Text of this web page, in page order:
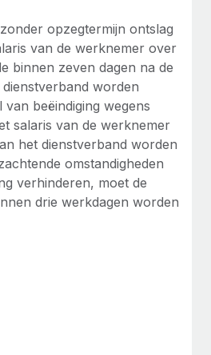
op
over
arbeidsvoorwaarden
samenwerking
management en
Reverse Tech, een start-
en welzijn,...
Remote: Gusto- en Xero-
Management Plus
om alle soorten bedrijven
opzegtermijn ontslag
van de werknemer over
binnen zeven dagen na de
worden
beëindiging wegens
salaris van de werknemer
het dienstverband worden
omstandigheden
verhinderen, moet de
drie werkdagen worden